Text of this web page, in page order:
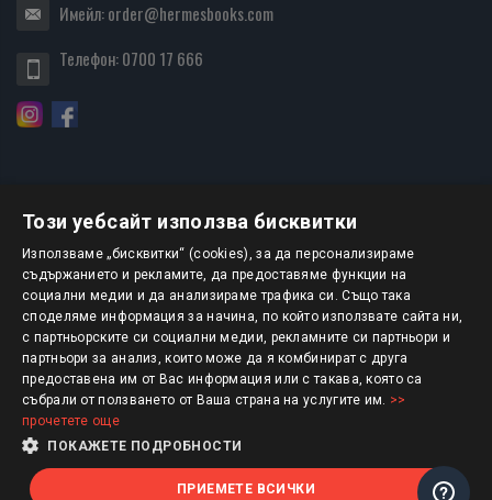
Имейл:order@hermesbooks.com
Телефон:0700 17 666
БЮЛЕТИН
АБОНИРАНЕ
Авторско право © 2025 HERMESBOOKS.BG
1 EUR = 1.95583 BGN
Този уебсайт използва бисквитки
Използваме „бисквитки“ (cookies), за да персонализираме
съдържанието и рекламите, да предоставяме функции на
социални медии и да анализираме трафика си. Също така
споделяме информация за начина, по който използвате сайта ни,
с партньорските си социални медии, рекламните си партньори и
партньори за анализ, които може да я комбинират с друга
предоставена им от Вас информация или с такава, която са
събрали от ползването от Ваша страна на услугите им. >>
прочетете още
ПОКАЖЕТЕ ПОДРОБНОСТИ
ПРИЕМЕТЕ ВСИЧКИ